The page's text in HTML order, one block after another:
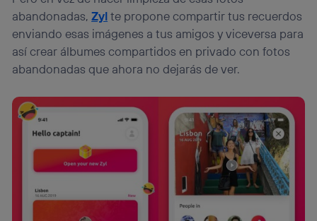
abandonadas,Zylte propone compartir tus recuerdos
enviando esas imágenes a tus amigos y viceversa para
así crear álbumes compartidos en privado con fotos
abandonadas que ahora no dejarás de ver.
lo que cualquier persona que conecte su dispositivo y
consienta el uso de la tecnología recibirá el mismo
identificador. Típicamente:
Si utilizas unaconexión de banda ancha(p. ej., Wi-Fi),
el marketing o análisis se realizará en función de las
que hayan dado su consentimiento.
Si utilizas
datos móviles
, el marketing será más
personalizado, ya que se basará únicamente en la
navegación del usuario del móvil.
Puedes gestionar los consentimientos Utiq seleccionando
“Administrar Utiq” en la parte inferior de esta página web o
visitando el
portal de privacidad de Utiq
(“consenthub”). Para más información, consulta
política de privacidad de Utiq .